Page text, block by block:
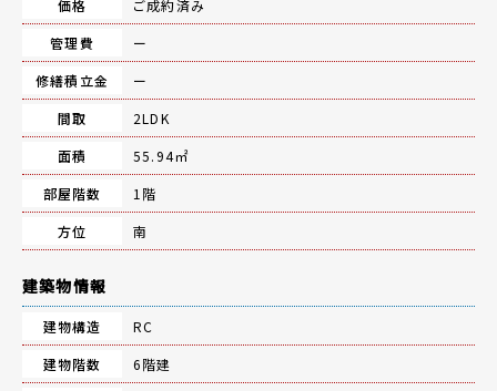
価格
ご成約済み
管理費
ー
修繕積立金
ー
間取
2LDK
面積
55.94㎡
部屋階数
1階
方位
南
建築物情報
建物構造
RC
建物階数
6階建